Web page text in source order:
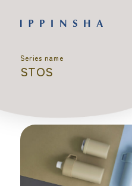
Series name
STOS